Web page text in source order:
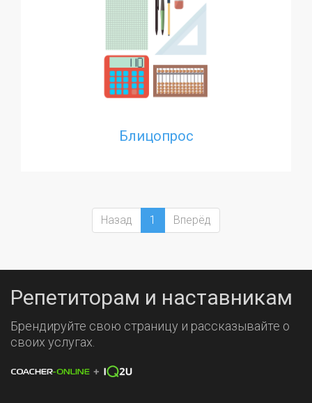
Блицопрос
Назад 1 Вперёд
Репетиторам и наставникам
Брендируйте свою страницу и рассказывайте о
своих услугах.